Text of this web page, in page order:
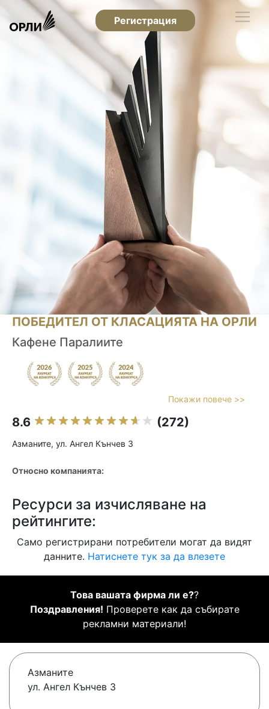
Регистрация
ПОБЕДИТЕЛ ОТ КЛАСАЦИЯТА НА ОРЛИ
Кафене Паралиите
Покажи повече >>
8.6 (272)
Азманите, ул. Ангел Кънчев 3
Относно компанията:
Ресурси за изчисляване на
рейтингите:
Само регистрирани потребители могат да видят
данните. Натиснете тук за да влезете
Това вашата фирма ли е??
Поздравления! Проверете как да събирате
рекламни материали!
Азманите
ул. Ангел Кънчев 3